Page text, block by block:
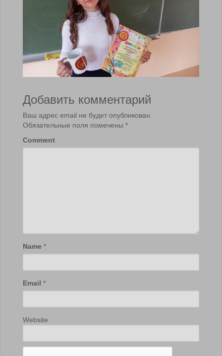
Добавить комментарий
Ваш адрес email не будет опубликован.
Обязательные поля помечены *
Comment
Name *
Email *
Website